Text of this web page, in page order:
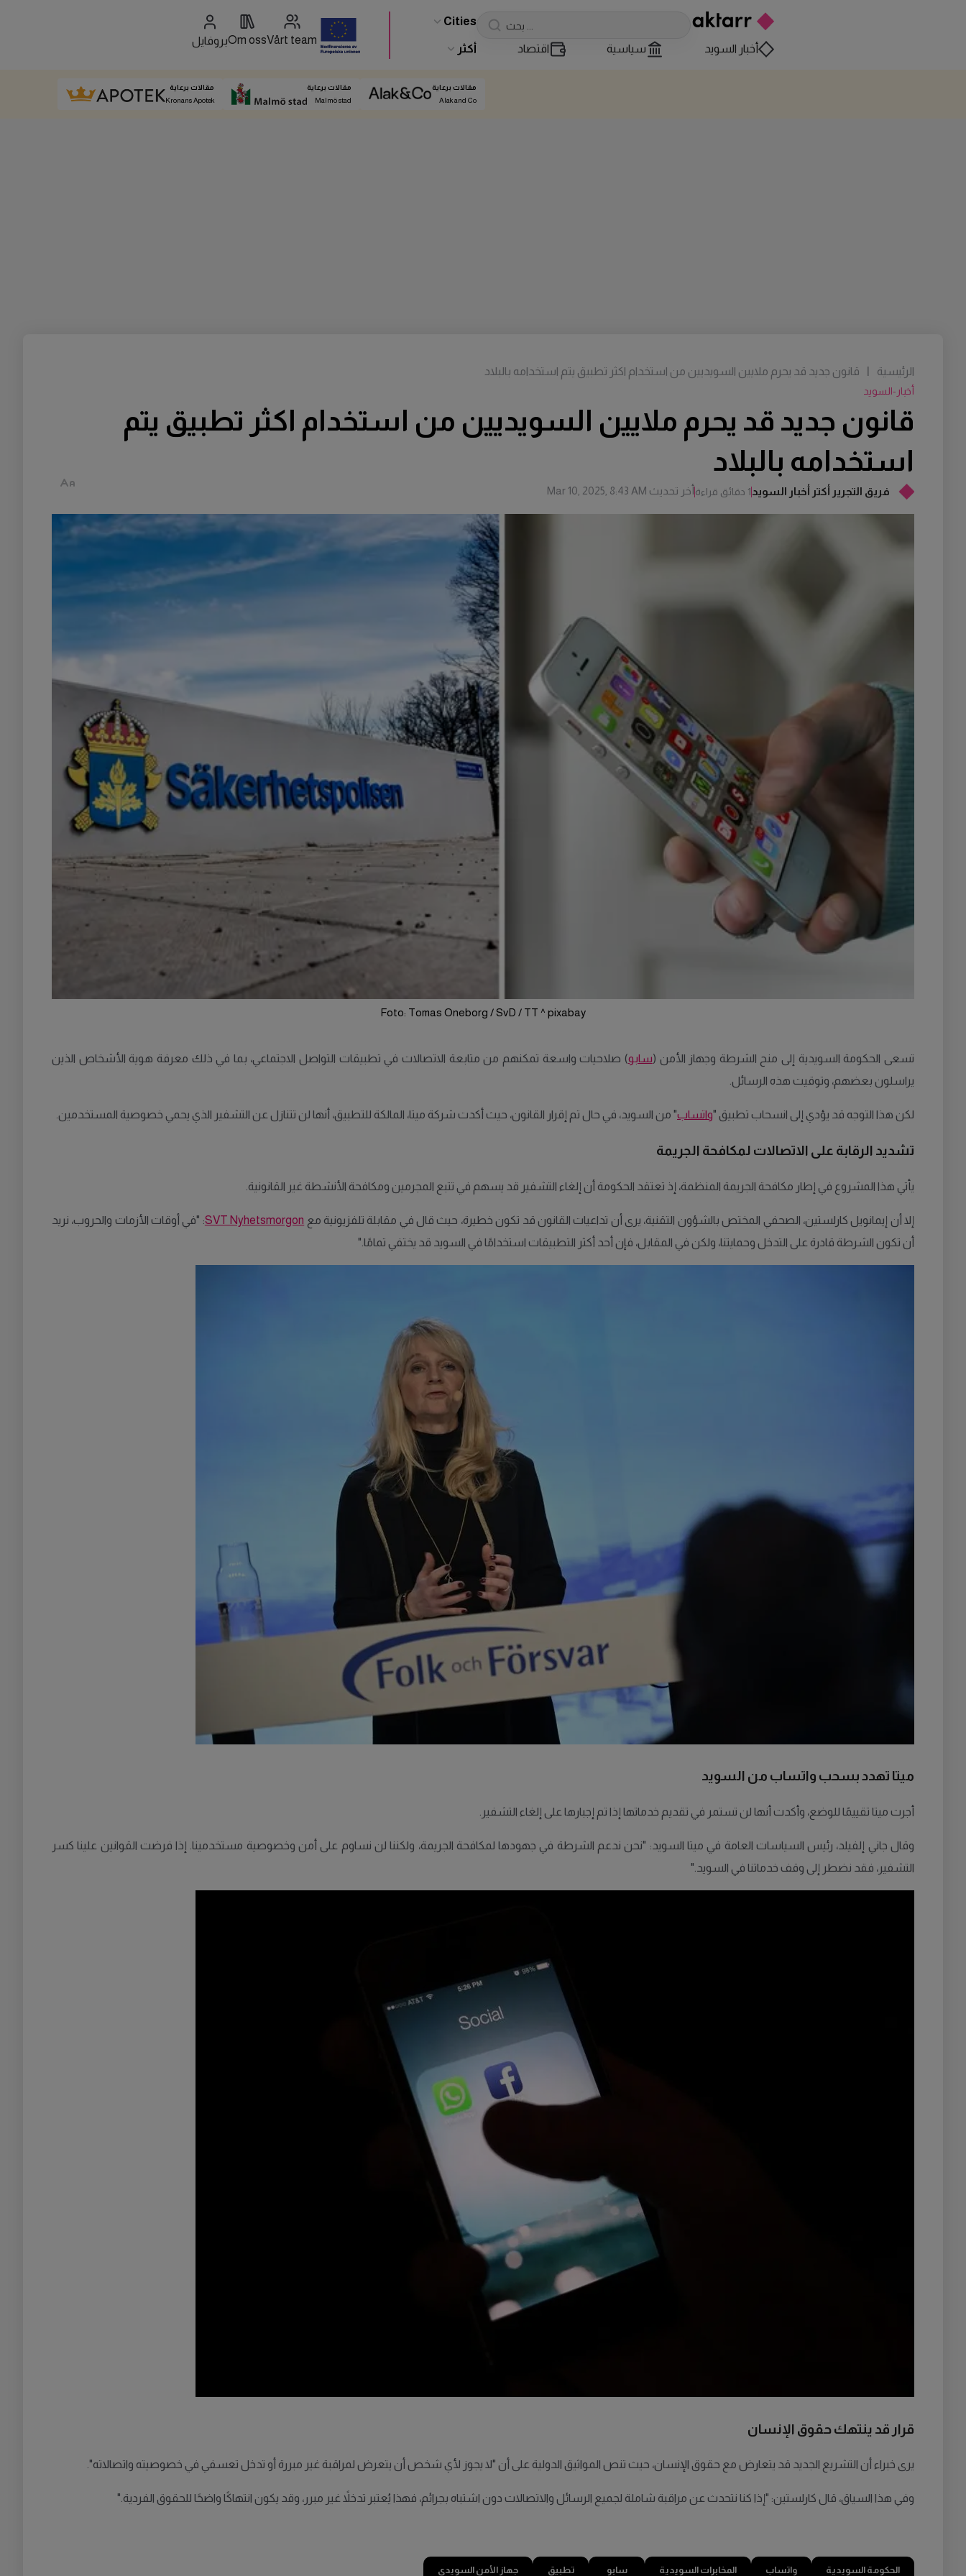
Cities
أخبار السويد سياسية اقتصاد أكثر
Vårt team
Om ossبروفايل
مقالات برعاية
Alak and Co
مقالات برعاية
Malmö stad
مقالات برعاية
Kronans Apotek
فريق التجرير أكتر أخبار السويد1 دقائق قراءة أخر تحديث Mar 10, 2025, 8:43 AM
قانون جديد قد يحرم ملايين السويديين من استخدام اكثر تطبيق يتم
استخدامه بالبلاد
أخبار-السويد
الرئيسية | قانون جديد قد يحرم ملايين السويديين من استخدام اكثر تطبيق يتم استخدامه بالبلاد
Foto: Tomas Oneborg / SvD / TT ^ pixabay
تسعى الحكومة السويدية إلى منح الشرطة وجهاز الأمن (سابو) صلاحيات واسعة تمكنهم من متابعة الاتصالات في تطبيقات التواصل الاجتماعي، بما في ذلك معرفة هوية الأشخاص الذين
يراسلون بعضهم، وتوقيت هذه الرسائل.
لكن هذا التوجه قد يؤدي إلى انسحاب تطبيق "واتساب" من السويد، في حال تم إقرار القانون، حيث أكدت شركة ميتا، المالكة للتطبيق، أنها لن تتنازل عن التشفير الذي يحمي خصوصية المستخدمين.
تشديد الرقابة على الاتصالات لمكافحة الجريمة
يأتي هذا المشروع في إطار مكافحة الجريمة المنظمة، إذ تعتقد الحكومة أن إلغاء التشفير قد يسهم في تتبع المجرمين ومكافحة الأنشطة غير القانونية.
إلا أن إيمانويل كارلستين، الصحفي المختص بالشؤون التقنية، يرى أن تداعيات القانون قد تكون خطيرة، حيث قال في مقابلة تلفزيونية مع SVT Nyhetsmorgon: "في أوقات الأزمات والحروب، نريد
أن تكون الشرطة قادرة على التدخل وحمايتنا، ولكن في المقابل، فإن أحد أكثر التطبيقات استخدامًا في السويد قد يختفي تمامًا."
ميتا تهدد بسحب واتساب من السويد
أجرت ميتا تقييمًا للوضع، وأكدت أنها لن تستمر في تقديم خدماتها إذا تم إجبارها على إلغاء التشفير.
وقال جاني إلفيلد، رئيس السياسات العامة في ميتا السويد: "نحن ندعم الشرطة في جهودها لمكافحة الجريمة، ولكننا لن نساوم على أمن وخصوصية مستخدمينا. إذا فرضت القوانين علينا كسر
التشفير، فقد نضطر إلى وقف خدماتنا في السويد."
قرار قد ينتهك حقوق الإنسان
يرى خبراء أن التشريع الجديد قد يتعارض مع حقوق الإنسان، حيث تنص المواثيق الدولية على أن "لا يجوز لأي شخص أن يتعرض لمراقبة غير مبررة أو تدخل تعسفي في خصوصيته واتصالاته".
وفي هذا السياق، قال كارلستين: "إذا كنا نتحدث عن مراقبة شاملة لجميع الرسائل والاتصالات دون اشتباه بجرائم، فهذا يُعتبر تدخلاً غير مبرر، وقد يكون انتهاكًا واضحًا للحقوق الفردية."
الحكومة السويدية واتساب المخابرات السويدية سابو تطبيق جهاز الأمن السويدي